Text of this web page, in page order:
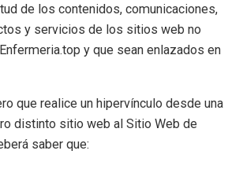
de los contenidos, comunicaciones,
y servicios de los sitios web no
y que sean enlazados en
que realice un hipervínculo desde una
distinto sitio web al Sitio Web de
saber que: